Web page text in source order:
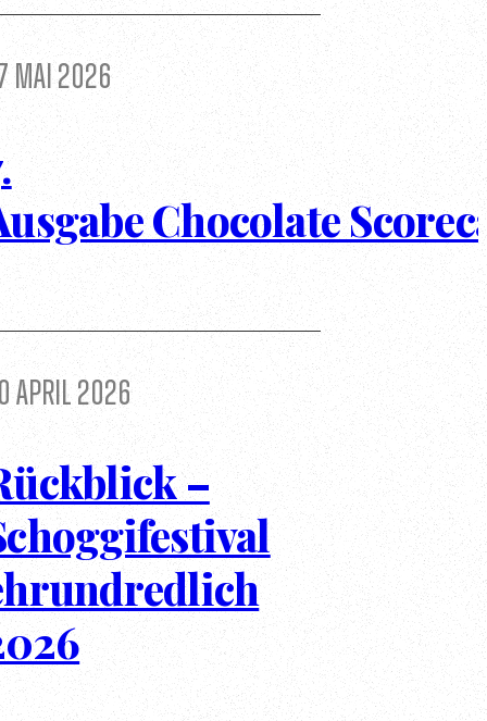
Mai 2026
Chocolate
April 2026
–